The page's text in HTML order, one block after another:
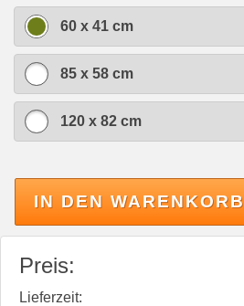
60 x 41 cm
85 x 58 cm
120 x 82 cm
IN DEN WARENKORB
Preis:
Lieferzeit: